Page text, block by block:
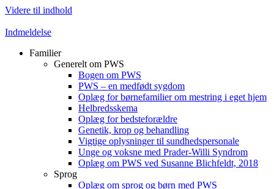
Videre til indhold
Indmeldelse
Familier
Generelt om PWS
Bogen om PWS
PWS – en medfødt sygdom
Oplæg for børnefamilier om mestring i eget hjem
Helbredsskema
Oplæg for bedsteforældre
Genetik, krop og behandling
Vigtige oplysninger til sundhedspersonale
Unge og voksne med Prader-Willi Syndrom
Oplæg om PWS ved Susanne Blichfeldt, 2018
Sprog
Oplæg om sprog og børn med PWS